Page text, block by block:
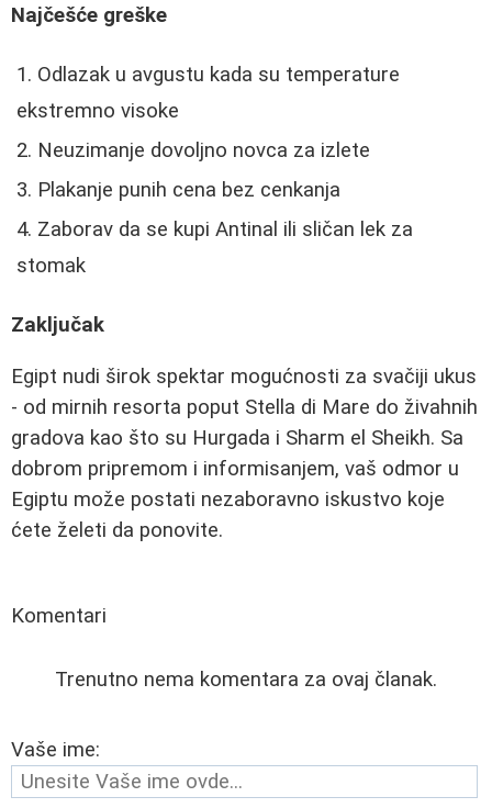
Najčešće greške
Odlazak u avgustu kada su temperature
ekstremno visoke
Neuzimanje dovoljno novca za izlete
Plakanje punih cena bez cenkanja
Zaborav da se kupi Antinal ili sličan lek za
stomak
Zaključak
Egipt nudi širok spektar mogućnosti za svačiji ukus
- od mirnih resorta poput Stella di Mare do živahnih
gradova kao što su Hurgada i Sharm el Sheikh. Sa
dobrom pripremom i informisanjem, vaš odmor u
Egiptu može postati nezaboravno iskustvo koje
ćete želeti da ponovite.
Komentari
Trenutno nema komentara za ovaj članak.
Vaše ime: